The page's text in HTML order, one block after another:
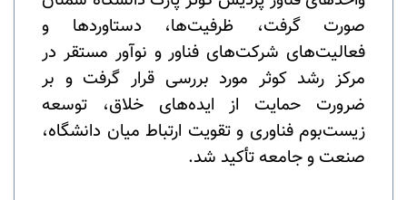
صورت گرفت، ظرفیت‌ها، دستاوردها و
فعالیت‌های شرکت‌های فناور و نوآور مستقر در
مرکز رشد کوثر مورد بررسی قرار گرفت و بر
ضرورت حمایت از ایده‌های خلاق، توسعه
زیست‌بوم فناوری و تقویت ارتباط میان دانشگاه،
صنعت و جامعه تأکید شد.